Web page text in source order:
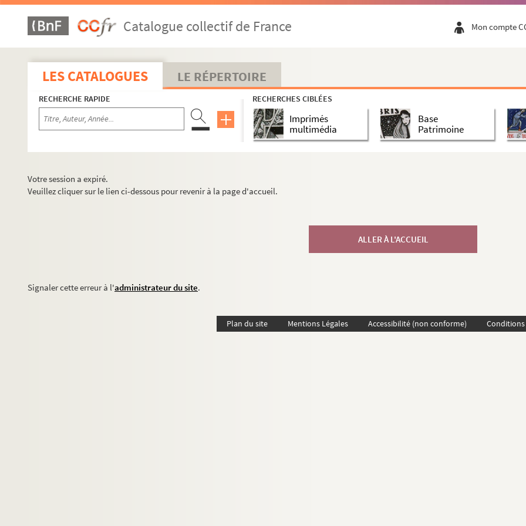
Catalogue collectif de France Mon compte
LES CATALOGUES LE RÉPERTOIRE
RECHERCHE RAPIDE RECHERCHES CIBLÉES
Imprimés
multimédia
Base
Patrimoine
Votre session a expiré.
Veuillez cliquer sur le lien ci-dessous pour revenir à la page d'accueil.
ALLER À L'ACCUEIL
Signaler cette erreur à l'administrateur du site.
Plan du site Mentions Légales Accessibilité (non conforme)